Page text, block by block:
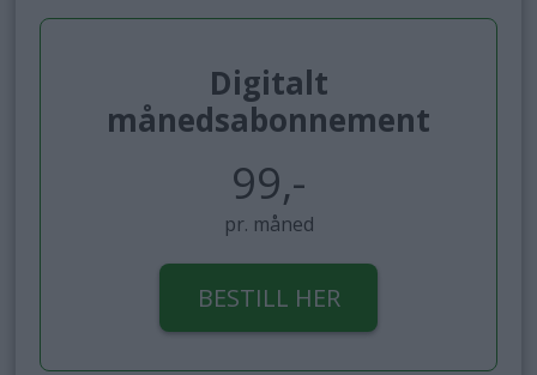
Digitalt
månedsabonnement
99,-
pr. måned
BESTILL HER